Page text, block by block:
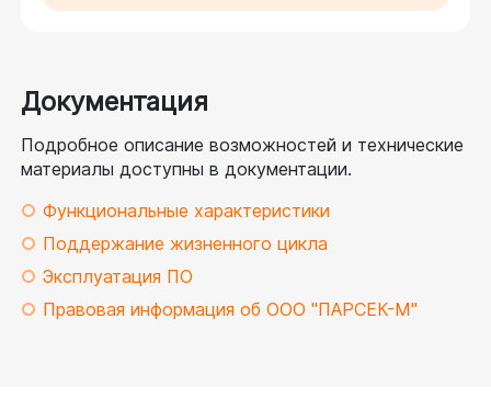
Документация
Подробное описание возможностей и технические
материалы доступны в документации.
Функциональные характеристики
Поддержание жизненного цикла
Эксплуатация ПО
Правовая информация об ООО "ПАРСЕК-М"